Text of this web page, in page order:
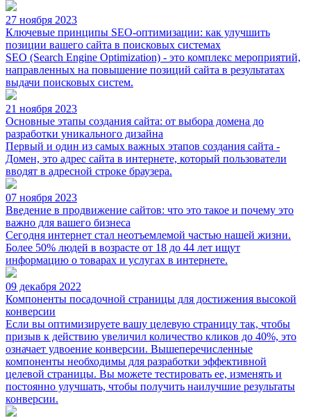
27 ноября 2023
Ключевые принципы SEO-оптимизации: как улучшить
позиции вашего сайта в поисковых системах
SEO (Search Engine Optimization) - это комплекс мероприятий,
направленных на повышение позиций сайта в результатах
выдачи поисковых систем.
21 ноября 2023
Основные этапы создания сайта: от выбора домена до
разработки уникального дизайна
Первый и один из самых важных этапов создания сайта -
Домен, это адрес сайта в интернете, который пользователи
вводят в адресной строке браузера.
07 ноября 2023
Введение в продвижение сайтов: что это такое и почему это
важно для вашего бизнеса
Сегодня интернет стал неотъемлемой частью нашей жизни.
Более 50% людей в возрасте от 18 до 44 лет ищут
информацию о товарах и услугах в интернете.
09 декабря 2022
Компоненты посадочной страницы для достижения высокой
конверсии
Если вы оптимизируете вашу целевую страницу так, чтобы
призыв к действию увеличил количество кликов до 40%, это
означает удвоение конверсии. Вышеперечисленные
компоненты необходимы для разработки эффективной
целевой страницы. Вы можете тестировать ее, изменять и
постоянно улучшать, чтобы получить наилучшие результаты
конверсии.